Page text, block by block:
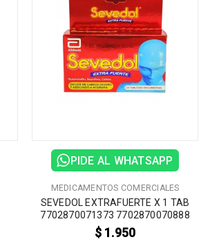
PIDE AL WHATSAPP
MEDICAMENTOS COMERCIALES
SEVEDOL EXTRAFUERTE X 1 TAB
7702870071373 7702870070888
$1.950